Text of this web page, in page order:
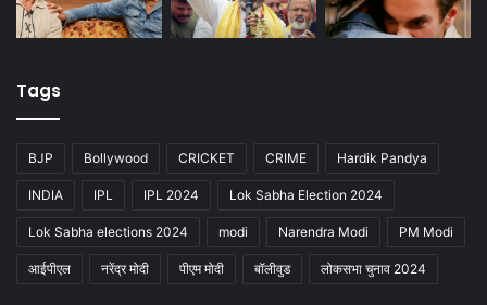
Tags
BJP Bollywood CRICKET CRIME Hardik Pandya
INDIA IPL IPL 2024 Lok Sabha Election 2024
Lok Sabha elections 2024 modi Narendra Modi PM Modi
आईपीएल नरेंद्र मोदी पीएम मोदी बॉलीवुड लोकसभा चुनाव 2024